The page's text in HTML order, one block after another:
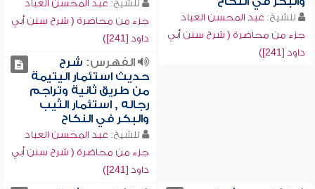
للشيخ: عبد المحسن العباد
جزء من محاضرة ( شرح سنن أبي
داود [241])
للشيخ: عبد المحسن العباد
جزء من محاضرة ( شرح سنن أبي
داود [241])
الفهرس: شرح
حديث استئمار اليتيمة
من طريق ثانية وتراجم
رجاله , استئمار الثيب
والبكر في النكاح
للشيخ: عبد المحسن العباد
جزء من محاضرة ( شرح سنن أبي
داود [241])